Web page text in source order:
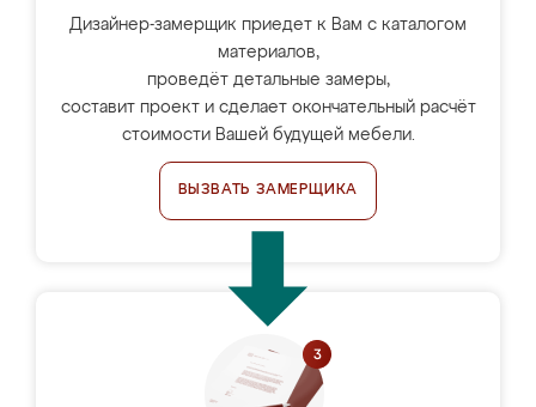
Дизайнер-замерщик приедет к Вам с каталогом
материалов,
проведёт детальные замеры,
составит проект и сделает окончательный расчёт
стоимости Вашей будущей мебели.
ВЫЗВАТЬ ЗАМЕРЩИКА